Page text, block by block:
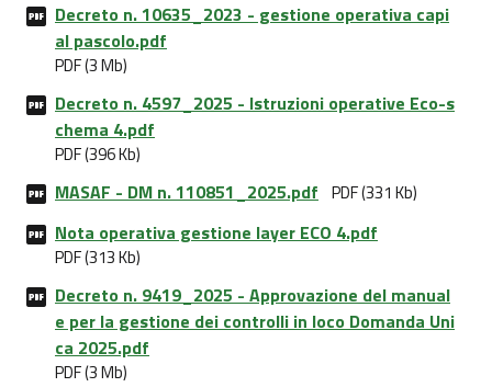
Decreto n. 10635_2023 - gestione operativa capi
al pascolo.pdf
PDF (3 Mb)
Decreto n. 4597_2025 - Istruzioni operative Eco-s
chema 4.pdf
PDF (396 Kb)
MASAF - DM n. 110851_2025.pdf PDF (331 Kb)
Nota operativa gestione layer ECO 4.pdf
PDF (313 Kb)
Decreto n. 9419_2025 - Approvazione del manual
e per la gestione dei controlli in loco Domanda Uni
ca 2025.pdf
PDF (3 Mb)